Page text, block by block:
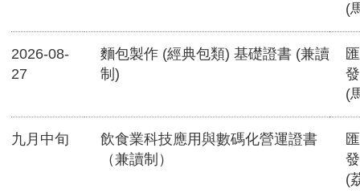
(
2026-08-
27
麵包製作 (經典包類) 基礎證書 (兼讀
制)
(
九月中旬
飲食業科技應用與數碼化營運證書
（兼讀制）
(